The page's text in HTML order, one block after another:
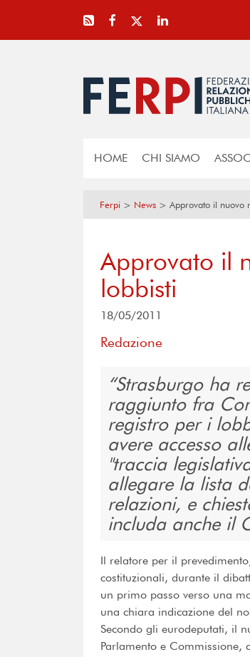
HOME CHI SIAMO
Ferpi > News > Approvato il nuovo
Approvato il
lobbisti
18/05/2011
Redazione
Strasburgo ha
raggiunto fra
registro per i
avere accesso
"traccia
allegare la lista
relazioni, e
includa anche il
Il relatore per il
costituzionali, durante il
un primo passo verso una
una chiara indicazione del
Secondo gli eurodeputati, il
Parlamento e Commissione,